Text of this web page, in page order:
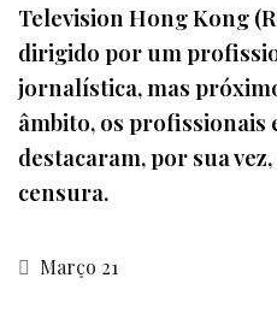
Television Hong Kong
dirigido por um
jornalística, mas
âmbito, os profissionais
destacaram, por sua
censura.
Março 21